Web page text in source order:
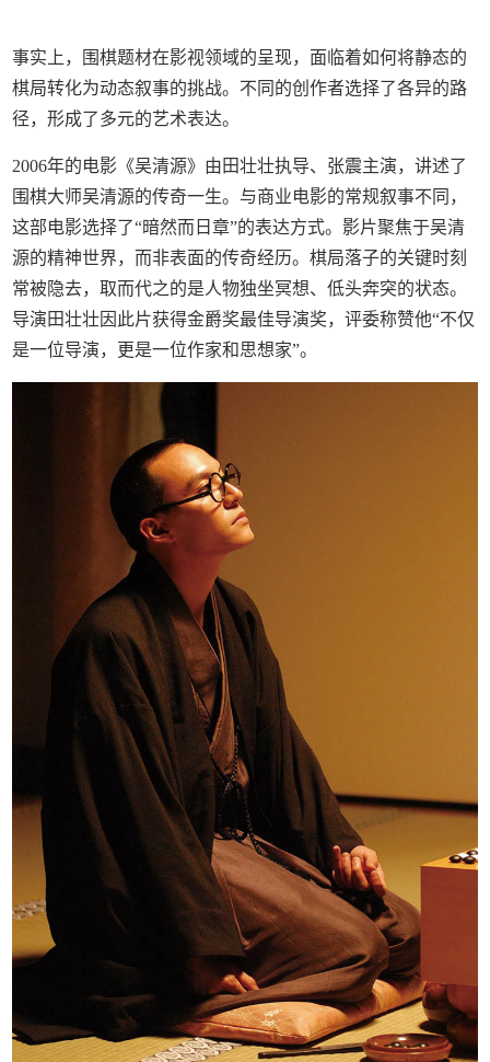
事实上，围棋题材在影视领域的呈现，面临着如何将静态的
棋局转化为动态叙事的挑战。不同的创作者选择了各异的路
径，形成了多元的艺术表达。
2006年的电影《吴清源》由田壮壮执导、张震主演，讲述了
围棋大师吴清源的传奇一生。与商业电影的常规叙事不同，
这部电影选择了“暗然而日章”的表达方式。影片聚焦于吴清
源的精神世界，而非表面的传奇经历。棋局落子的关键时刻
常被隐去，取而代之的是人物独坐冥想、低头奔突的状态。
导演田壮壮因此片获得金爵奖最佳导演奖，评委称赞他“不仅
是一位导演，更是一位作家和思想家”。